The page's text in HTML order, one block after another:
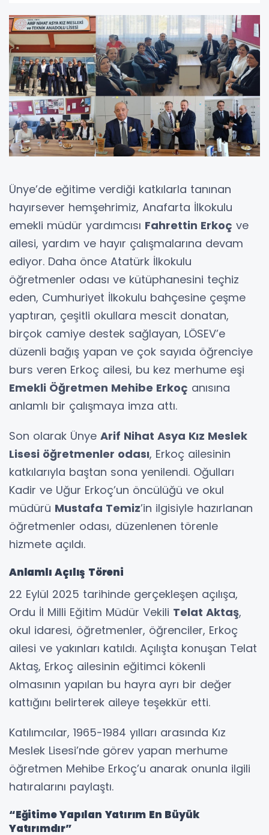
Ünye’de eğitime verdiği katkılarla tanınan
hayırsever hemşehrimiz, Anafarta İlkokulu
emekli müdür yardımcısı Fahrettin Erkoç ve
ailesi, yardım ve hayır çalışmalarına devam
ediyor. Daha önce Atatürk İlkokulu
öğretmenler odası ve kütüphanesini teçhiz
eden, Cumhuriyet İlkokulu bahçesine çeşme
yaptıran, çeşitli okullara mescit donatan,
birçok camiye destek sağlayan, LÖSEV’e
düzenli bağış yapan ve çok sayıda öğrenciye
burs veren Erkoç ailesi, bu kez merhume eşi
Emekli Öğretmen Mehibe Erkoç anısına
anlamlı bir çalışmaya imza attı.
Son olarak Ünye Arif Nihat Asya Kız Meslek
Lisesi öğretmenler odası, Erkoç ailesinin
katkılarıyla baştan sona yenilendi. Oğulları
Kadir ve Uğur Erkoç’un öncülüğü ve okul
müdürü Mustafa Temiz’in ilgisiyle hazırlanan
öğretmenler odası, düzenlenen törenle
hizmete açıldı.
Anlamlı Açılış Töreni
22 Eylül 2025 tarihinde gerçekleşen açılışa,
Ordu İl Milli Eğitim Müdür Vekili Telat Aktaş,
okul idaresi, öğretmenler, öğrenciler, Erkoç
ailesi ve yakınları katıldı. Açılışta konuşan Telat
Aktaş, Erkoç ailesinin eğitimci kökenli
olmasının yapılan bu hayra ayrı bir değer
kattığını belirterek aileye teşekkür etti.
Katılımcılar, 1965-1984 yılları arasında Kız
Meslek Lisesi’nde görev yapan merhume
öğretmen Mehibe Erkoç’u anarak onunla ilgili
hatıralarını paylaştı.
“Eğitime Yapılan Yatırım En Büyük
Yatırımdır”